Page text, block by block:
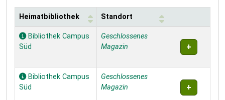
Exemplare
Heimatbibliothek Standort
Bibliothek Campus
Süd
Geschlossenes
Magazin
Bibliothek Campus
Süd
Geschlossenes
Magazin